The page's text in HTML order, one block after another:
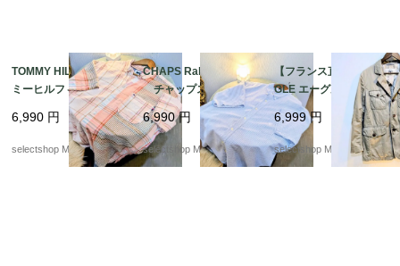
TOMMY HILFIGER ト
ミーヒルフィガー 半
袖シャツ ボタンシャ
ツ mens リネ
ン コットン XLサイ
ズ ピンク ベージ
6,990 円
selectshop Merci.
CHAPS Ralph Lauren
チャップス ラルフ
ローレン mens シ
アサッカー コット
ン XLサイズ ブル
ー ホワイト 半袖シ
6,990円
selectshop Merci.
【フランス直輸入】AI
GLE エーグル ハンテ
ィングジャケット M
サイズ 逸品 レア
mens ユニセックス
6,999円
selectshop Merci.